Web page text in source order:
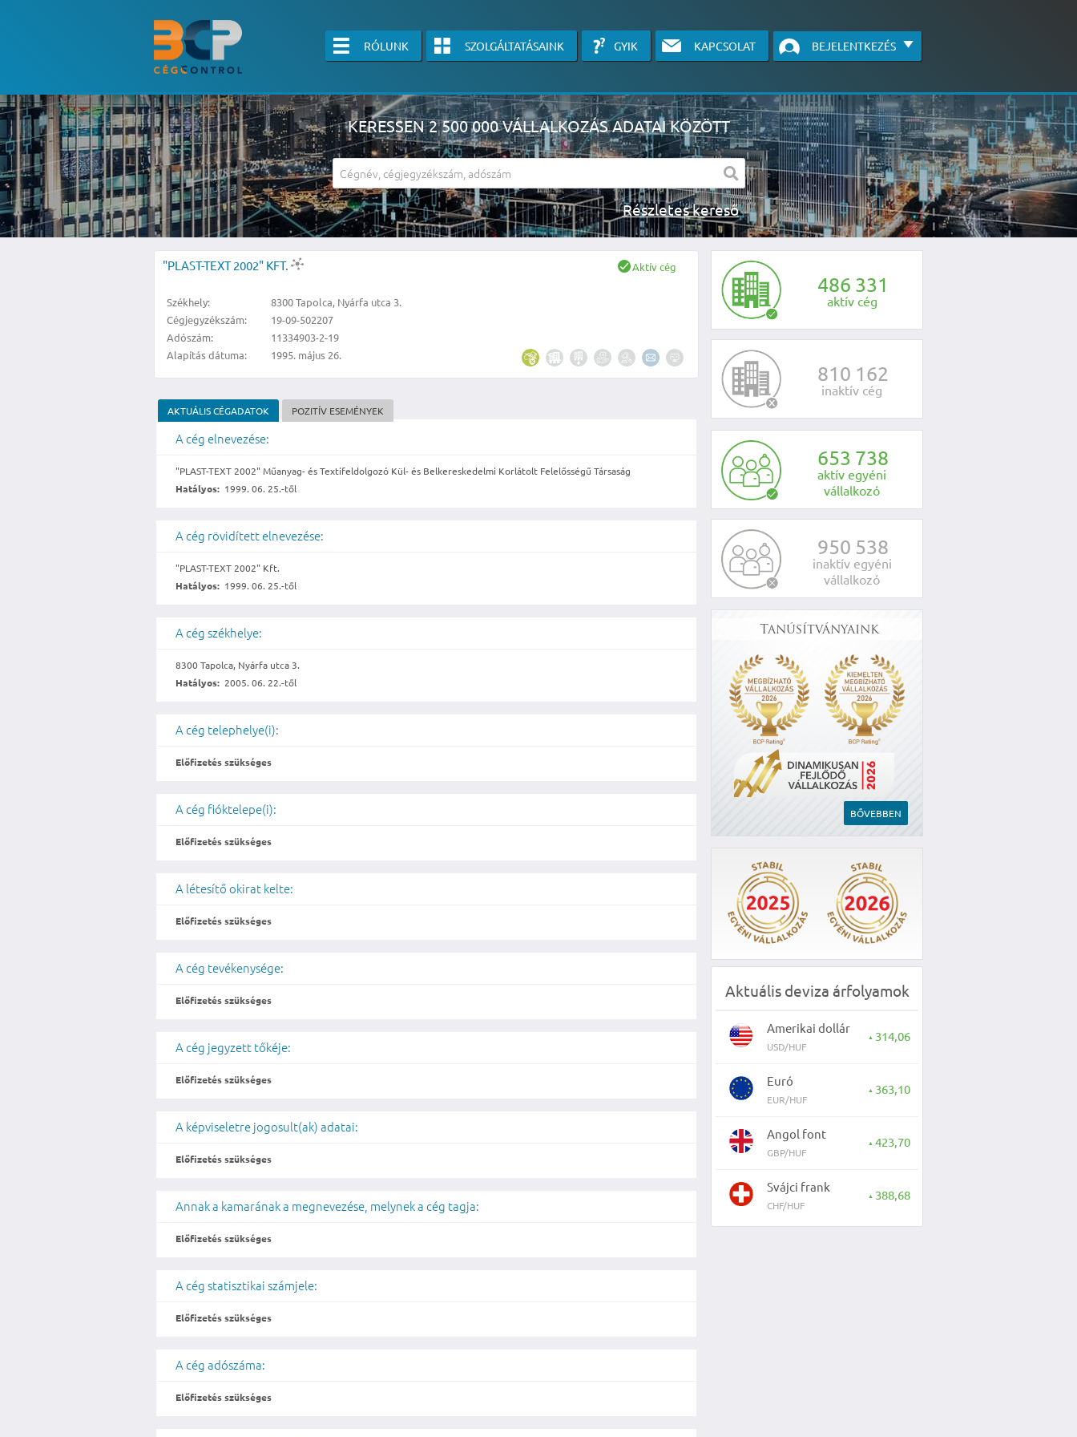
RÓLUNK SZOLGÁLTATÁSAINK GYIK KAPCSOLAT BEJELENTKEZÉS
KERESSEN 2 500 000 VÁLLALKOZÁS ADATAI KÖZÖTT
Részletes kereső
A részletes kereső csak belépett felhasználók számára érhető el, használatához kérjük jelentkezzen be, vagy vegye fel velünk a kapcsolatot az alábbi
486 331
aktív cég
810 162
inaktív cég
653 738
aktív egyéni
vállalkozó
950 538
inaktív egyéni
vállalkozó
Tanúsítványaink
BŐVEBBEN
Aktuális deviza árfolyamok
Amerikai dollár
USD/HUF
▲ 314,06
Euró
EUR/HUF
▲ 363,10
Angol font
GBP/HUF
▲ 423,70
Svájci frank
CHF/HUF
▲ 388,68
"PLAST-TEXT 2002" KFT.
Székhely:
8300 Tapolca, Nyárfa utca 3.
Cégjegyzékszám:
19-09-502207
Adószám:
11334903-2-19
Alapítás dátuma:
1995. május 26.
Aktív cég
AKTUÁLIS CÉGADATOK POZITÍV ESEMÉNYEK
A cég elnevezése:
"PLAST-TEXT 2002" Műanyag- és Textifeldolgozó Kül- és Belkereskedelmi Korlátolt Felelősségű Társaság
Hatályos: 1999. 06. 25.-től
A cég rövidített elnevezése:
"PLAST-TEXT 2002" Kft.
Hatályos: 1999. 06. 25.-től
A cég székhelye:
8300 Tapolca, Nyárfa utca 3.
Hatályos: 2005. 06. 22.-től
A cég telephelye(i):
Előfizetés szükséges
A cég fióktelepe(i):
Előfizetés szükséges
A létesítő okirat kelte:
Előfizetés szükséges
A cég tevékenysége:
Előfizetés szükséges
A cég jegyzett tőkéje:
Előfizetés szükséges
A képviseletre jogosult(ak) adatai:
Előfizetés szükséges
Annak a kamarának a megnevezése, melynek a cég tagja:
Előfizetés szükséges
A cég statisztikai számjele:
Előfizetés szükséges
A cég adószáma:
Előfizetés szükséges